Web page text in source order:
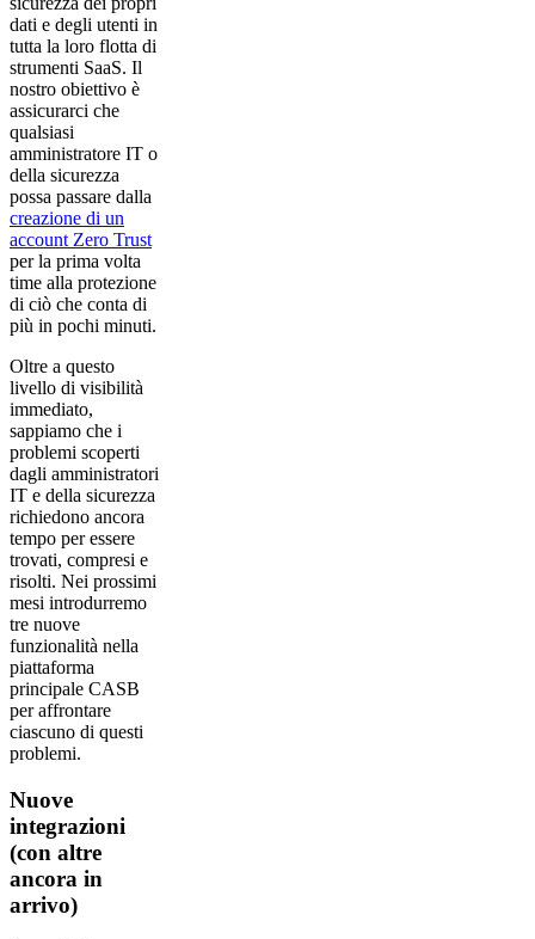
dati e degli utenti in
tutta la loro flotta di
strumenti SaaS. Il
nostro obiettivo è
assicurarci che
qualsiasi
amministratore IT o
della sicurezza
possa passare dalla
creazione di un
account Zero Trust
per la prima volta
time alla protezione
di ciò che conta di
più in pochi minuti.
Oltre a questo
livello di visibilità
immediato,
sappiamo che i
problemi scoperti
dagli amministratori
IT e della sicurezza
richiedono ancora
tempo per essere
trovati, compresi e
risolti. Nei prossimi
mesi introdurremo
tre nuove
funzionalità nella
piattaforma
principale CASB
per affrontare
ciascuno di questi
problemi.
Nuove
integrazioni
(con altre
ancora in
arrivo)